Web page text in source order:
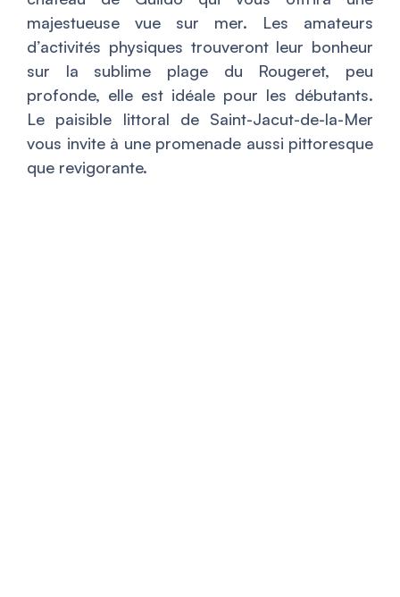
majestueuse vue sur mer. Les amateurs
d’activités physiques trouveront leur bonheur
sur la sublime plage du Rougeret, peu
profonde, elle est idéale pour les débutants.
Le paisible littoral de Saint-Jacut-de-la-Mer
vous invite à une promenade aussi pittoresque
que revigorante.